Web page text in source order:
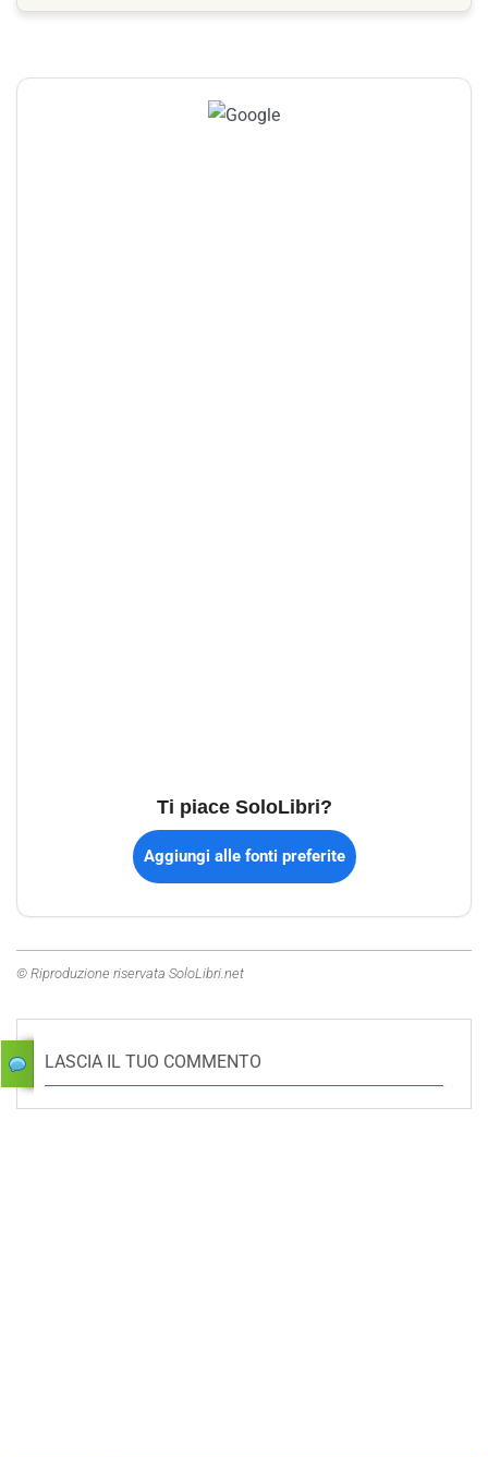
Ti piace SoloLibri?
Aggiungi alle fonti preferite
© Riproduzione riservata SoloLibri.net
LASCIA IL TUO COMMENTO